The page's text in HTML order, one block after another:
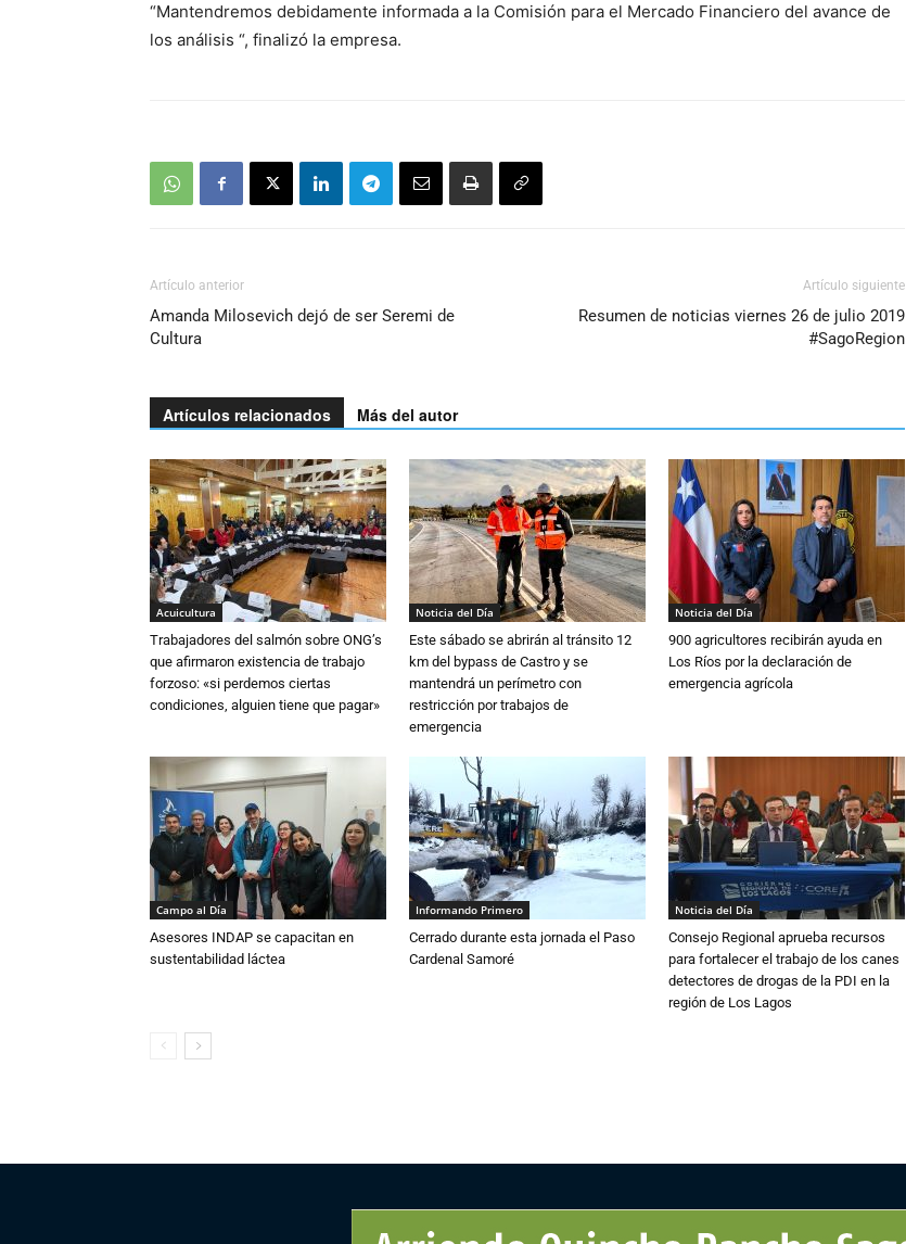
“Mantendremos debidamente informada a la Comisión para el Mercado Financiero del avance de
los análisis “, finalizó la empresa.
Artículo anterior
Amanda Milosevich dejó de ser Seremi de
Cultura
Artículo siguiente
Resumen de noticias viernes 26 de julio 2019
#SagoRegion
Artículos relacionados Más del autor
Acuicultura
Trabajadores del salmón sobre ONG’s
que afirmaron existencia de trabajo
forzoso: «si perdemos ciertas
condiciones, alguien tiene que pagar»
Noticia del Día
Este sábado se abrirán al tránsito 12
km del bypass de Castro y se
mantendrá un perímetro con
restricción por trabajos de
emergencia
Noticia del Día
900 agricultores recibirán ayuda en
Los Ríos por la declaración de
emergencia agrícola
Campo al Día
Asesores INDAP se capacitan en
sustentabilidad láctea
Informando Primero
Cerrado durante esta jornada el Paso
Cardenal Samoré
Noticia del Día
Consejo Regional aprueba recursos
para fortalecer el trabajo de los canes
detectores de drogas de la PDI en la
región de Los Lagos